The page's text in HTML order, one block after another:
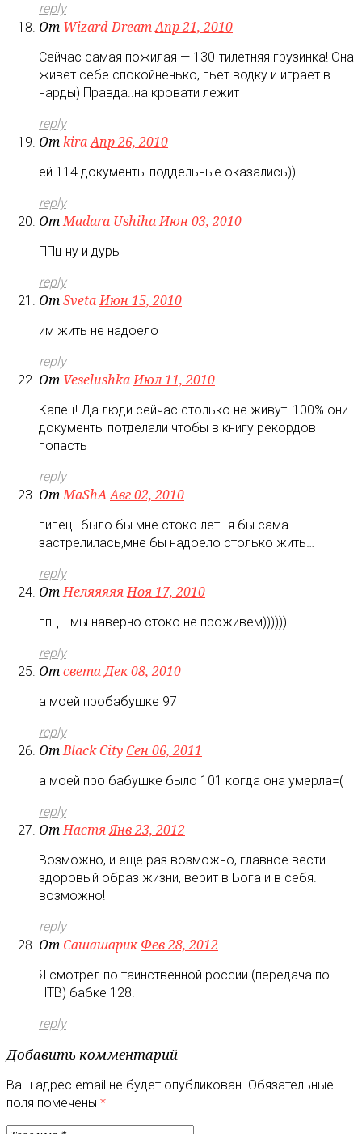
reply
От Wizard-DreamАпр 21, 2010
Сейчас самая пожилая — 130-тилетняя грузинка! Она
живёт себе спокойненько, пьёт водку и играет в
нарды) Правда..на кровати лежит
reply
ОтkiraАпр 26, 2010
ей 114 документы поддельные оказались))
reply
ОтMadara UshihaИюн 03, 2010
ППц ну и дуры
reply
ОтSvetaИюн 15, 2010
им жить не надоело
reply
От VeselushkaИюл 11, 2010
Капец! Да люди сейчас столько не живут! 100% они
документы потделали чтобы в книгу рекордов
попасть
reply
ОтMaShAАвг 02, 2010
пипец…было бы мне стоко лет…я бы сама
застрелилась,мне бы надоело столько жить…
reply
ОтНеляяяяяНоя 17, 2010
ппц….мы наверно стоко не проживем))))))
reply
ОтсветаДек 08, 2010
а моей пробабушке 97
reply
ОтBlack City Сен 06, 2011
а моей про бабушке было 101 когда она умерла=(
reply
ОтНастяЯнв 23, 2012
Возможно, и еще раз возможно, главное вести
здоровый образ жизни, верит в Бога и в себя.
возможно!
reply
От Сашашарик Фев 28, 2012
Я смотрел по таинственной россии (передача по
НТВ) бабке 128.
reply
Добавить комментарий
Ваш адрес email не будет опубликован. Обязательные
поля помечены *